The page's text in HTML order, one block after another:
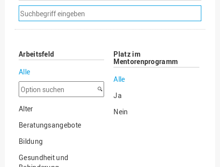
Suchfilter
entfernen
Arbeitsfeld
Alle
Option
suchen
Alter
Beratungsangebote
Bildung
Gesundheit und
Platz im
Mentorenprogramm
Alle
Ja
Nein